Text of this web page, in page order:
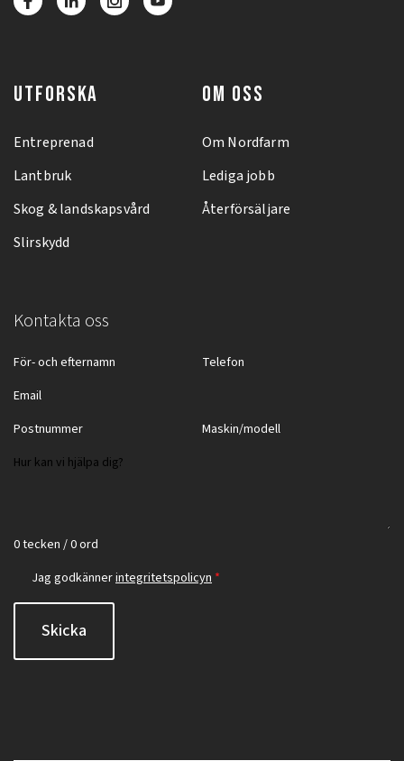
UTFORSKA
Entreprenad
Lantbruk
Skog & landskapsvård
Slirskydd
OM OSS
Om Nordfarm
Lediga jobb
Återförsäljare
Kontakta oss
0 tecken / 0 ord
Jag godkännerintegritetspolicyn *
Skicka